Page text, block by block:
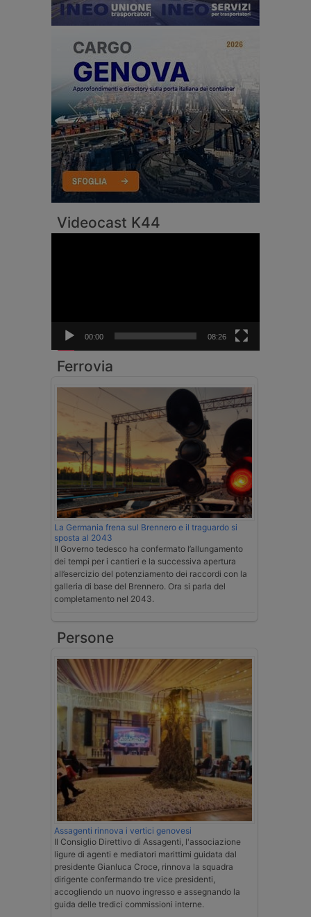
Videocast K44
00:00 08:26
Ferrovia
La Germania frena sul Brennero e il traguardo si
sposta al 2043
Il Governo tedesco ha confermato l’allungamento
dei tempi per i cantieri e la successiva apertura
all’esercizio del potenziamento dei raccordi con la
galleria di base del Brennero. Ora si parla del
completamento nel 2043.
Persone
Assagenti rinnova i vertici genovesi
Il Consiglio Direttivo di Assagenti, l'associazione
ligure di agenti e mediatori marittimi guidata dal
presidente Gianluca Croce, rinnova la squadra
dirigente confermando tre vice presidenti,
accogliendo un nuovo ingresso e assegnando la
guida delle tredici commissioni interne.